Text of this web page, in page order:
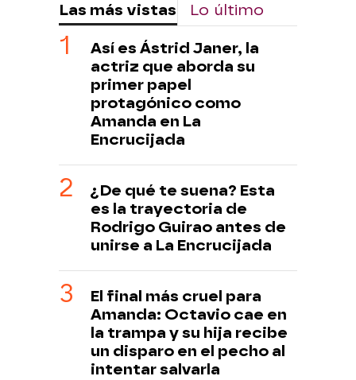
Las más vistas Lo último
Así es Ástrid Janer, la
actriz que aborda su
primer papel
protagónico como
Amanda en La
Encrucijada
¿De qué te suena? Esta
es la trayectoria de
Rodrigo Guirao antes de
unirse a La Encrucijada
El final más cruel para
Amanda: Octavio cae en
la trampa y su hija recibe
un disparo en el pecho al
intentar salvarla